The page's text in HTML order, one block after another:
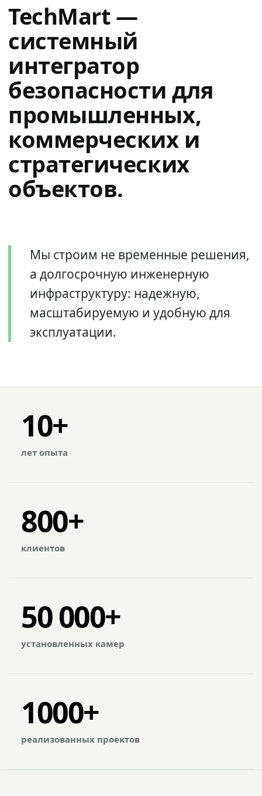
TechMart —
системный
интегратор
безопасности для
промышленных,
коммерческих и
стратегических
объектов.
Мы строим не временные решения,
а долгосрочную инженерную
инфраструктуру: надежную,
масштабируемую и удобную для
эксплуатации.
10+
лет опыта
800+
клиентов
50 000+
установленных камер
1000+
реализованных проектов